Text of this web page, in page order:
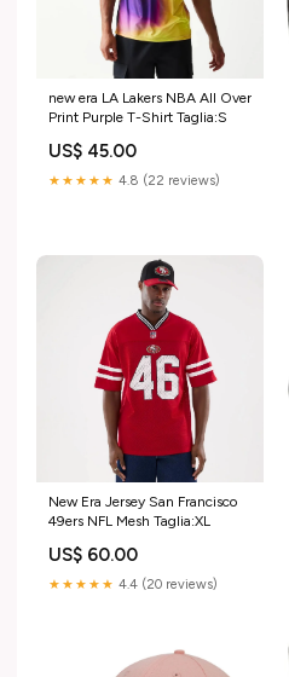
new era LA Lakers NBA All Over
Print Purple T-Shirt Taglia:S
US$ 45.00
★★★★★ 4.8 (22 reviews)
New Era Jersey San Francisco
49ers NFL Mesh Taglia:XL
US$ 60.00
★★★★★ 4.4 (20 reviews)